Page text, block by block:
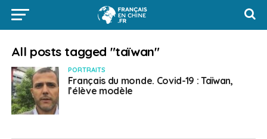
All posts tagged "taïwan"
PORTRAITS
Français du monde. Covid-19 : Taïwan,
l’élève modèle